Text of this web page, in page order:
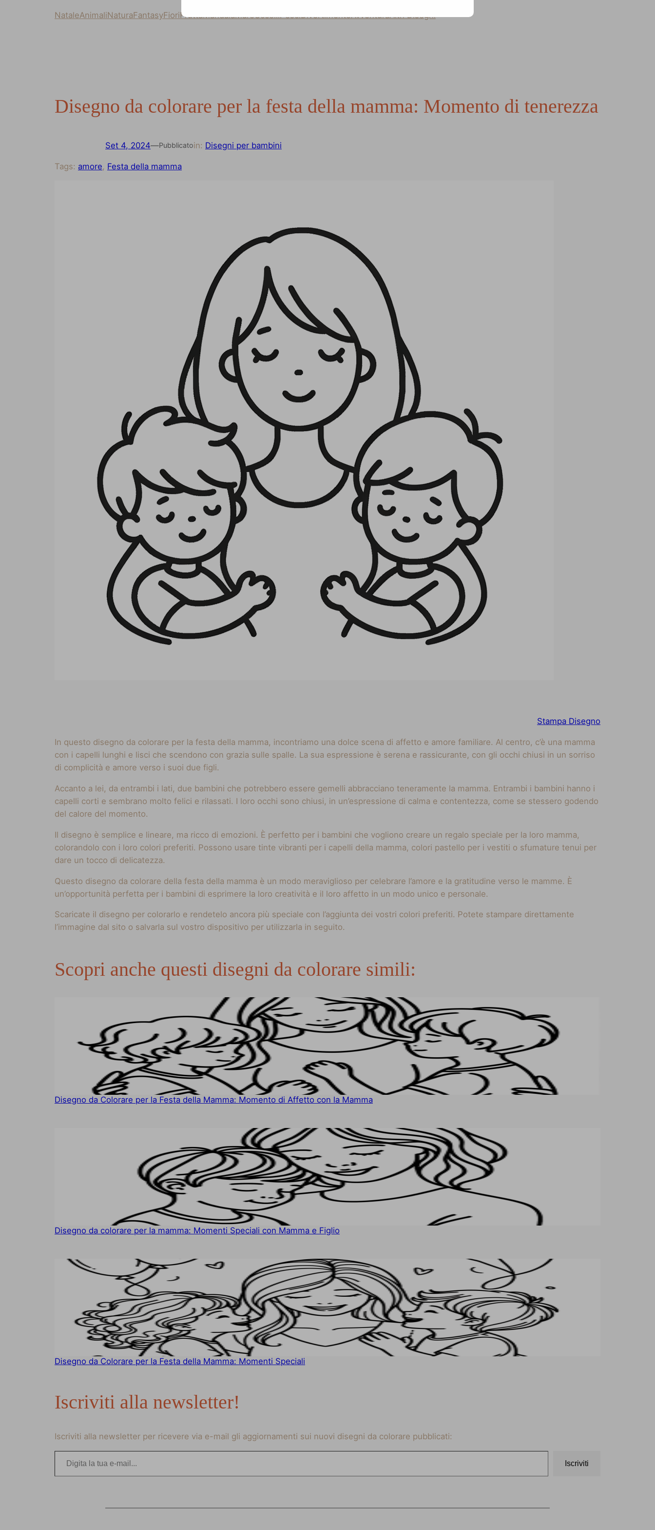
NataleAnimaliNaturaFantasyFioriFruttaMandalaMareUccelliPesciDivertimentoAvventuraAltri Disegni
Disegno da colorare per la festa della mamma: Momento di tenerezza
Set 4, 2024—Pubblicatoin: Disegni per bambini
Tags: amore, Festa della mamma
Stampa Disegno
In questo disegno da colorare per la festa della mamma, incontriamo una dolce scena di affetto e amore familiare. Al centro, c’è una mamma
con i capelli lunghi e lisci che scendono con grazia sulle spalle. La sua espressione è serena e rassicurante, con gli occhi chiusi in un sorriso
di complicità e amore verso i suoi due figli.
Accanto a lei, da entrambi i lati, due bambini che potrebbero essere gemelli abbracciano teneramente la mamma. Entrambi i bambini hanno i
capelli corti e sembrano molto felici e rilassati. I loro occhi sono chiusi, in un’espressione di calma e contentezza, come se stessero godendo
del calore del momento.
Il disegno è semplice e lineare, ma ricco di emozioni. È perfetto per i bambini che vogliono creare un regalo speciale per la loro mamma,
colorandolo con i loro colori preferiti. Possono usare tinte vibranti per i capelli della mamma, colori pastello per i vestiti o sfumature tenui per
dare un tocco di delicatezza.
Questo disegno da colorare della festa della mamma è un modo meraviglioso per celebrare l’amore e la gratitudine verso le mamme. È
un’opportunità perfetta per i bambini di esprimere la loro creatività e il loro affetto in un modo unico e personale.
Scaricate il disegno per colorarlo e rendetelo ancora più speciale con l’aggiunta dei vostri colori preferiti. Potete stampare direttamente
l’immagine dal sito o salvarla sul vostro dispositivo per utilizzarla in seguito.
Scopri anche questi disegni da colorare simili:
Disegno da Colorare per la Festa della Mamma: Momento di Affetto con la Mamma
Disegno da colorare per la mamma: Momenti Speciali con Mamma e Figlio
Disegno da Colorare per la Festa della Mamma: Momenti Speciali
Iscriviti alla newsletter!
Iscriviti alla newsletter per ricevere via e-mail gli aggiornamenti sui nuovi disegni da colorare pubblicati:
Digita la tua e-mail…
Iscriviti